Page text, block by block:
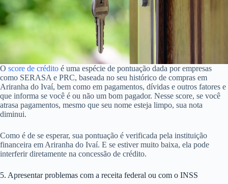
O score de crédito é uma espécie de pontuação dada por empresas
como SERASA e PRC, baseada no seu histórico de compras em
Ariranha do Ivaí, bem como em pagamentos, dívidas e outros fatores e
que informa se você é ou não um bom pagador. Nesse score, se você
atrasa pagamentos, mesmo que seu nome esteja limpo, sua nota
diminui.
Como é de se esperar, sua pontuação é verificada pela instituição
financeira em Ariranha do Ivaí. E se estiver muito baixa, ela pode
interferir diretamente na concessão de crédito.
5. Apresentar problemas com a receita federal ou com o INSS